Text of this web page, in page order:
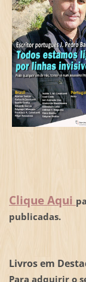
Clique Aqui
publicadas.
Livros em
Para adquirir o